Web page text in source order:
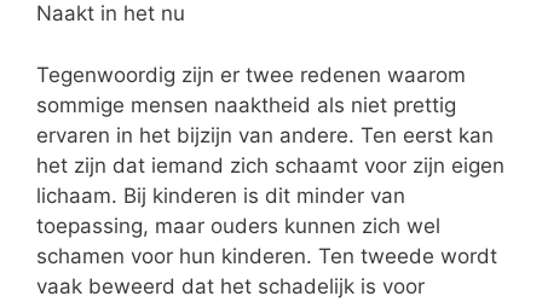
Naakt in het nu
Tegenwoordig zijn er twee redenen waarom
sommige mensen naaktheid als niet prettig
ervaren in het bijzijn van andere. Ten eerst kan
het zijn dat iemand zich schaamt voor zijn eigen
lichaam. Bij kinderen is dit minder van
toepassing, maar ouders kunnen zich wel
schamen voor hun kinderen. Ten tweede wordt
vaak beweerd dat het schadelijk is voor